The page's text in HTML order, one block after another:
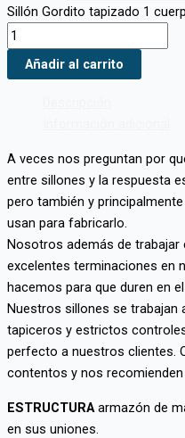
Sillón Gordito tapizado 1
Añadir al carrito
A veces nos preguntan por
entre sillones y la respuesta
pero también y
usan para fabricarlo.
Nosotros además de
excelentes terminaciones en
hacemos para que duren en
Nuestros sillones se trabajan
tapiceros y estrictos
perfecto a nuestros clientes.
contentos y nos
ESTRUCTURAarmazón de
en sus uniones.